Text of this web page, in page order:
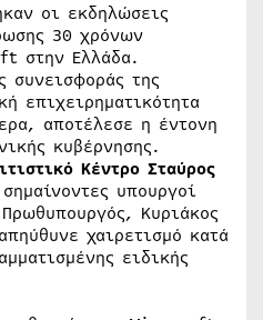
οι εκδηλώσεις
30 χρόνων
στην Ελλάδα.
συνεισφοράς της
επιχειρηματικότητα
αποτέλεσε η έντονη
κυβέρνησης.
Κέντρο Σταύρος
υπουργοί
Κυριάκος
χαιρετισμό κατά
ειδικής